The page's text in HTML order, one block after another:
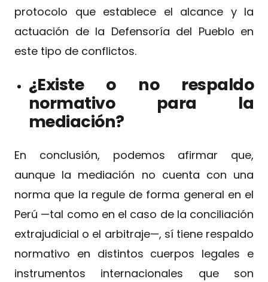
protocolo que establece el alcance y la
actuación de la Defensoría del Pueblo en
este tipo de conflictos.
¿Existe o no respaldo
normativo para la
mediación?
En conclusión, podemos afirmar que,
aunque la mediación no cuenta con una
norma que la regule de forma general en el
Perú —tal como en el caso de la conciliación
extrajudicial o el arbitraje—, sí tiene respaldo
normativo en distintos cuerpos legales e
instrumentos internacionales que son